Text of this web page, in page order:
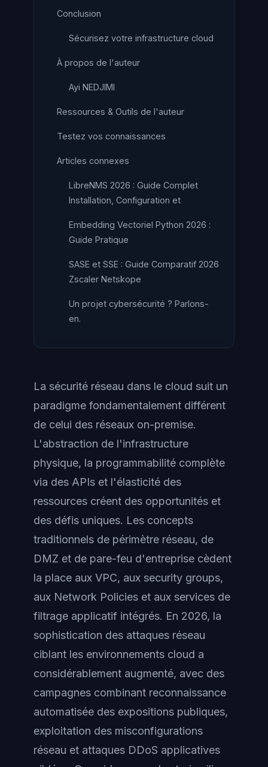
Conclusion
Sécurisez votre infrastructure cloud
À propos de l'auteur
Ayi NEDJIMI
Ressources & Outils de l'auteur
Testez vos connaissances
Articles connexes
LibreNMS 2026 : Guide Complet
Installation, Configuration et
Embedding Vectoriel Python 2026 :
Guide Pratique
SASE et SSE : Guide Comparatif 2026
Zscaler Netskope
Un projet cybersécurité ? Parlons-
en.
La sécurité réseau dans le cloud suit un
paradigme fondamentalement différent
de celui des réseaux on-premise.
L'abstraction de l'infrastructure
physique, la programmabilité complète
via des APIs et l'élasticité des
ressources créent des opportunités et
des défis uniques. Les concepts
traditionnels de périmètre réseau, de
DMZ et de pare-feu d'entreprise cèdent
la place aux VPC, aux security groups,
aux Network Policies et aux services de
filtrage applicatif intégrés. En 2026, la
sophistication des attaques réseau
ciblant les environnements cloud a
considérablement augmenté, avec des
campagnes combinant reconnaissance
automatisée des expositions publiques,
exploitation des misconfigurations
réseau et attaques DDoS applicatives